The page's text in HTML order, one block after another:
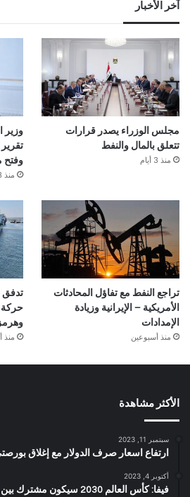
آخر الأخبار
مجلس الوزراء يصدر قرارات
تتعلق بالمال والنفط
منذ 3 أيام
وزير
وفتح
منذ 3 أيام
تراجع النفط مع تفاؤل المحادثات
الأمريكية – الإيرانية وزيادة
الإمدادات
منذ أسبوعين
تدفق
حركة
وهرمز
منذ
الأكثر مشاهدة
سبتمبر 11, 2023
ارتفاع اسعار صرف الدولار مع إغلاق
أكتوبر 4, 2023
فيفا: كأس العالم 2030 سيكون مشترك بين المغرب وإسبانيا والبرتغال